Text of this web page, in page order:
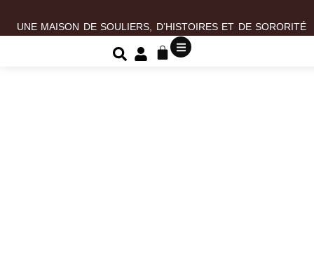
UNE MAISON DE SOULIERS, D’HISTOIRES ET DE SORORITÉ